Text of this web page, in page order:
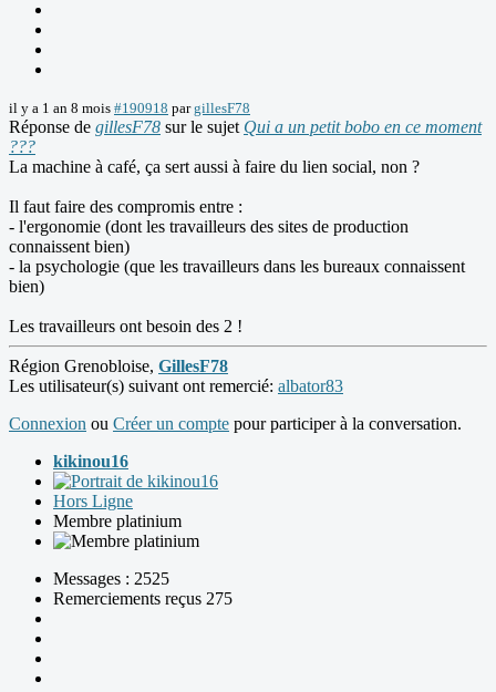
il y a 1 an 8 mois #190918 pargillesF78
Réponse de gillesF78 sur le sujet Qui a un petit bobo en ce moment
???
La machine à café, ça sert aussi à faire du lien social, non ?
Il faut faire des compromis entre :
- l'ergonomie (dont les travailleurs des sites de production
connaissent bien)
- la psychologie (que les travailleurs dans les bureaux connaissent
bien)
Les travailleurs ont besoin des 2 !
Région Grenobloise, GillesF78
Les utilisateur(s) suivant ont remercié: albator83
Connexion ou Créer un compte pour participer à la conversation.
kikinou16
Hors Ligne
Membre platinium
Messages : 2525
Remerciements reçus 275